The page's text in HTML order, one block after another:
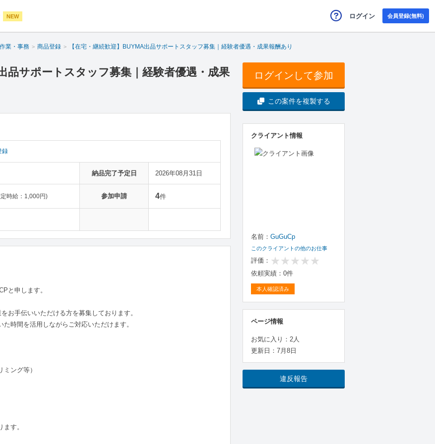
NEW ログイン 会員登録(無料)
業・事務 商品登録 【在宅・継続歓迎】BUYMA出品サポートスタッフ募集｜経験者優遇・成果報酬あり
品サポートスタッフ募集｜経験者優遇・成果
録
納品完了予定日 2026年08月31日
時給：1,000円) 参加申請 4件
と申します。
お手伝いいただける方を募集しております。
時間を活用しながらご対応いただけます。
ング等）
す。
ログインして参加
この案件を複製する
クライアント情報
名前： GuGuCp
このクライアントの他のお仕事
評価：
依頼実績：0件
本人確認済み
ページ情報
お気に入り：2人
更新日：7月8日
違反報告